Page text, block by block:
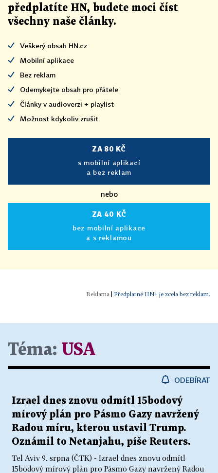
předplatíte HN, budete moci číst
všechny naše články.
Veškerý obsah HN.cz
Mobilní aplikace
Bez reklam
Odemykejte obsah pro přátele
Články v audioverzi + playlist
Možnost kdykoliv zrušit
ZA 80 KČ
s mobilní aplikací
a bez reklam
nebo
ZA 40 KČ
bez mobilní aplikace
a s reklamou
| Předplatné HN+ je zcela bez reklam.
Téma: USA
ODEBÍRAT
Izrael dnes znovu odmítl 15bodový
mírový plán pro Pásmo Gazy navržený
Radou míru, kterou ustavil Trump.
Oznámil to Netanjahu, píše Reuters.
Tel Aviv 9. srpna (ČTK) - Izrael dnes znovu odmítl
15bodový mírový plán pro Pásmo Gazy navržený Radou